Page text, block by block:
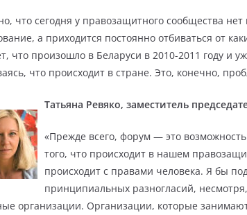
что сегодня у правозащитного сообщества нет
а приходится постоянно отбиваться от
что произошло в Беларуси в 2010-2011 году и
что происходит в стране. Это, конечно,
Татьяна Ревяко, заместитель
«Прежде всего, форум — это
того, что происходит в нашем
происходит с правами человека. Я бы
принципиальных разногласий,
организации. Организации, которые